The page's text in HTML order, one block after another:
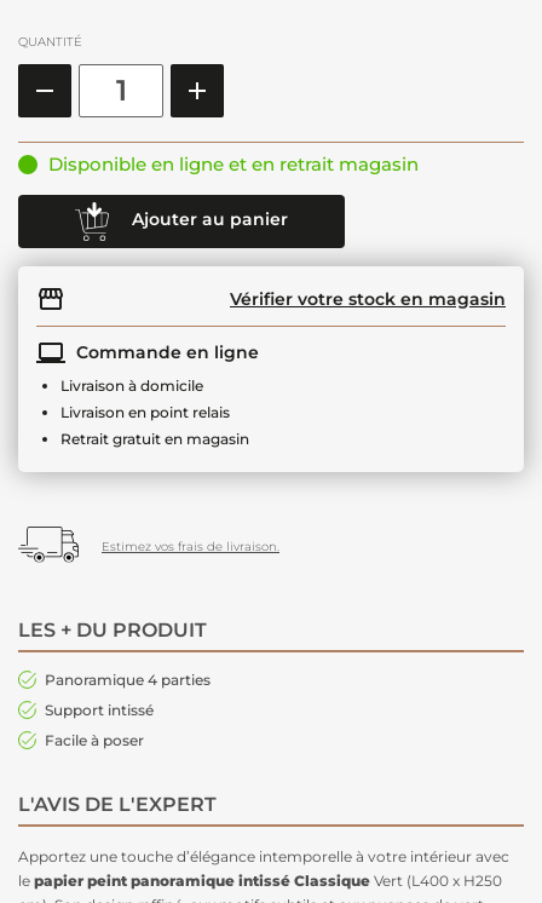
QUANTITÉ
Disponible en ligne et en retrait magasin
Ajouter au panier
Vérifier votre stock en magasin
Commande en ligne
Livraison à domicile
Livraison en point relais
Retrait gratuit en magasin
Estimez vos frais de livraison.
LES + DU PRODUIT
Panoramique 4 parties
Support intissé
Facile à poser
L'AVIS DE L'EXPERT
Apportez une touche d’élégance intemporelle à votre intérieur avec
le papier peint panoramique intissé Classique Vert (L400 x H250